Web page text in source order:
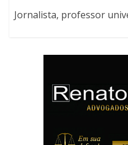
Jornalista, professor